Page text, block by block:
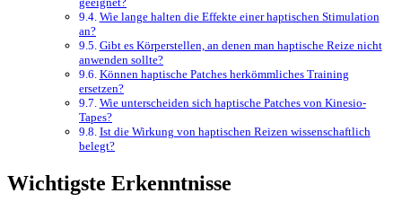
Wie lange halten die Effekte einer haptischen Stimulation
an?
Gibt es Körperstellen, an denen man haptische Reize nicht
anwenden sollte?
Können haptische Patches herkömmliches Training
ersetzen?
Wie unterscheiden sich haptische Patches von Kinesio-
Tapes?
Ist die Wirkung von haptischen Reizen wissenschaftlich
belegt?
Wichtigste Erkenntnisse